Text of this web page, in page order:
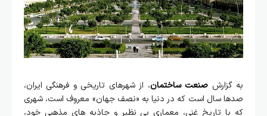
به گزارش صنعت ساختمان، از شهرهای تاریخی و فرهنگی ایران،
صدها سال است که در دنیا به «نصف جهان» معروف است، شهری
که با تاریخ غنی، معماری بی‌ نظیر و جاذبه‌ های مذهبی خود،